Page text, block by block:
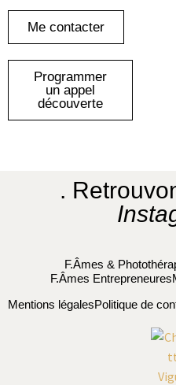
Me contacter
Programmer
un appel
découverte
.
F.Âmes &
F.Âmes Entrepreneures
Mentions légalesPolitique de